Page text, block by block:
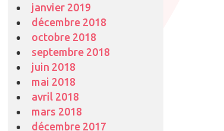
janvier 2019
décembre 2018
octobre 2018
septembre 2018
juin 2018
mai 2018
avril 2018
mars 2018
décembre 2017